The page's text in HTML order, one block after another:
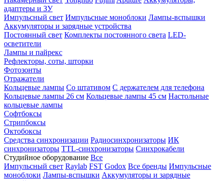
адаптеры и ЗУ
Импульсный свет Импульсные моноблоки Лампы-вспышки
Аккумуляторы и зарядные устройства
Постоянный свет Комплекты постоянного света LED-
осветители
Лампы и пайрекс
Рефлекторы, соты, шторки
Фотозонты
Отражатели
Кольцевые лампы Со штативом С держателем для телефона
Кольцевые лампы 26 см Кольцевые лампы 45 см Настольные
кольцевые лампы
Софтбоксы
Стрипбоксы
Октобоксы
Средства синхронизации Радиосинхронизаторы ИК
синхронизаторы TTL-синхронизаторы Синхрокабели
Студийное оборудование Все
Импульсный свет Raylab FST Godox Все бренды Импульсные
моноблоки Лампы-вспышки Аккумуляторы и зарядные